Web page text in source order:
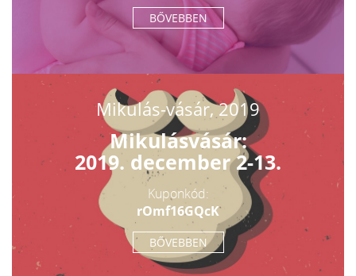
BŐVEBBEN
Mikulás-vásár, 2019
Mikulásvásár:
2019. december 2-13.
Kuponkód:
rOmf16GQcK
BŐVEBBEN